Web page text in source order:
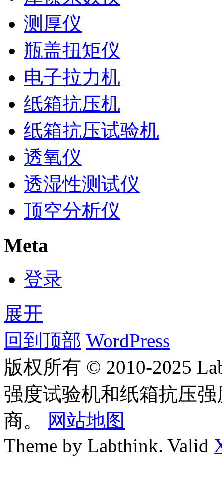
测厚仪
瓶盖扭矩仪
电子拉力机
纸箱抗压机
纸箱抗压试验机
透氧仪
透湿性测试仪
顶空分析仪
Meta
登录
展开
回到顶部 WordPress
版权所有 © 2010-2025
强度试验机和纸箱抗压
商。
网站地图
Theme by Labthink. Valid